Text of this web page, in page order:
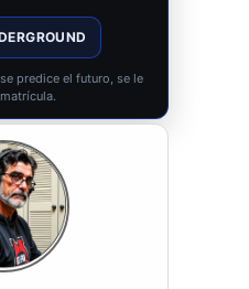
predice el futuro, se le